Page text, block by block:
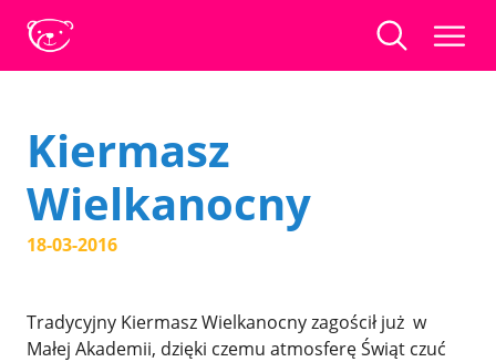
Kiermasz
Wielkanocny
18-03-2016
Tradycyjny Kiermasz Wielkanocny zagościł już w
Małej Akademii, dzięki czemu atmosferę Świąt czuć